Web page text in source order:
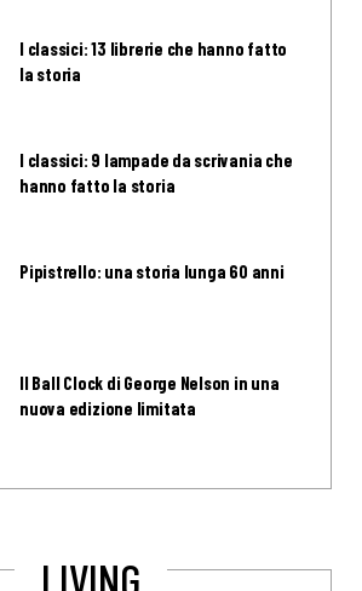
I classici: 13 librerie che hanno fatto
la storia
I classici: 9 lampade da scrivania che
hanno fatto la storia
Pipistrello: una storia lunga 60 anni
Il Ball Clock di George Nelson in una
nuova edizione limitata
LIVING